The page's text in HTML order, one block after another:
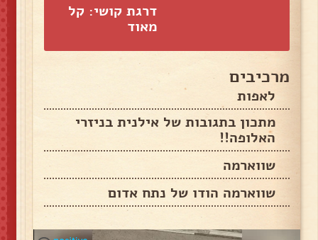
דרגת קושי: קל
מאוד
מרכיבים
לאפות
מתכון בתגובות של אילנית בניזרי
האלופה!!
שווארמה
שווארמה הודו של נתח אדום